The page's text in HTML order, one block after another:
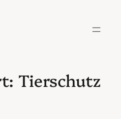
Tierschutz